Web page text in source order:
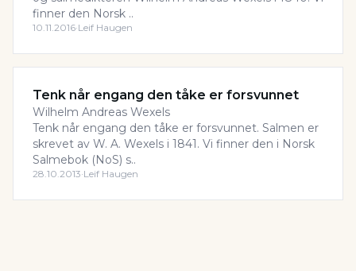
finner den Norsk ..
10.11.2016·Leif Haugen
Tenk når engang den tåke er forsvunnet
Wilhelm Andreas Wexels
Tenk når engang den tåke er forsvunnet. Salmen er
skrevet av W. A. Wexels i 1841. Vi finner den i Norsk
Salmebok (NoS) s..
28.10.2013·Leif Haugen